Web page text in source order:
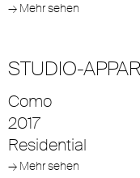
→ Mehr sehen
STUDIO-
Como
2017
Residential
→ Mehr sehen